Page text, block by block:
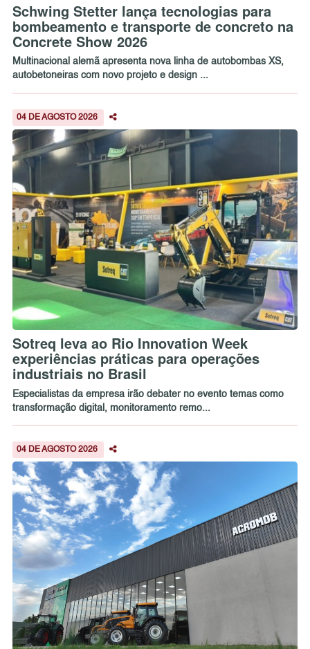
Schwing Stetter lança tecnologias para
bombeamento e transporte de concreto na
Concrete Show 2026
Multinacional alemã apresenta nova linha de autobombas XS,
autobetoneiras com novo projeto e design ...
04 DE AGOSTO 2026
Sotreq leva ao Rio Innovation Week
experiências práticas para operações
industriais no Brasil
Especialistas da empresa irão debater no evento temas como
transformação digital, monitoramento remo...
04 DE AGOSTO 2026